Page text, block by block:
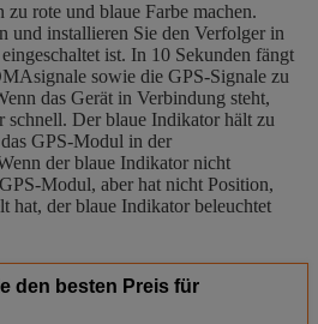
rote und blaue Farbe machen.
und installieren Sie den Verfolger in
ist. In 10 Sekunden fängt
sowie die GPS-Signale zu
das Gerät in Verbindung steht,
schnell. Der blaue Indikator hält zu
GPS-Modul in der
der blaue Indikator nicht
Modul, aber hat nicht Position,
hat, der blaue Indikator beleuchtet
den besten Preis für